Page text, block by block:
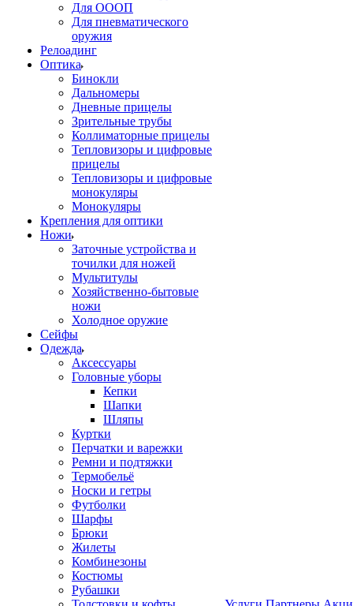
Для ОООП
Для пневматического
оружия
Релоадинг
Оптика
Бинокли
Дальномеры
Дневные прицелы
Зрительные трубы
Коллиматорные прицелы
Тепловизоры и цифровые
прицелы
Тепловизоры и цифровые
монокуляры
Монокуляры
Крепления для оптики
Ножи
Заточные устройства и
точилки для ножей
Мультитулы
Хозяйственно-бытовые
ножи
Холодное оружие
Сейфы
Одежда
Аксессуары
Головные уборы
Кепки
Шапки
Шляпы
Куртки
Перчатки и варежки
Ремни и подтяжки
Термобельё
Носки и гетры
Футболки
Шарфы
Брюки
Жилеты
Комбинезоны
Костюмы
Рубашки